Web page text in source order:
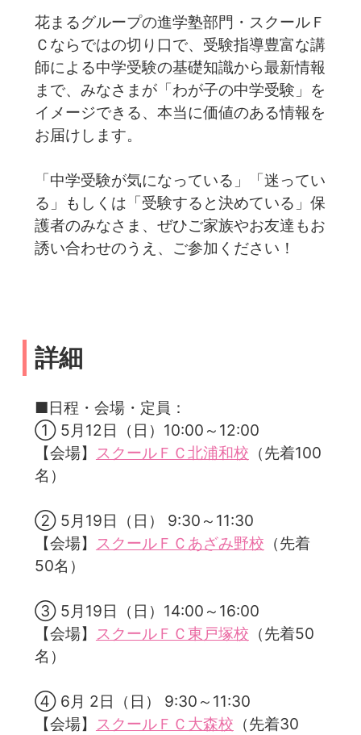
花まるグループの進学塾部門・スクールＦ
Ｃならではの切り口で、受験指導豊富な講
師による中学受験の基礎知識から最新情報
まで、みなさまが「わが子の中学受験」を
イメージできる、本当に価値のある情報を
お届けします。
「中学受験が気になっている」「迷ってい
る」もしくは「受験すると決めている」保
護者のみなさま、ぜひご家族やお友達もお
誘い合わせのうえ、ご参加ください！
詳細
■日程・会場・定員：
① 5月12日（日）10:00～12:00
【会場】 スクールＦＣ北浦和校 （先着100
名）
② 5月19日（日） 9:30～11:30
【会場】 スクールＦＣあざみ野校 （先着
50名）
③ 5月19日（日）14:00～16:00
【会場】 スクールＦＣ東戸塚校 （先着50
名）
④ 6月 2日（日） 9:30～11:30
【会場】 スクールＦＣ大森校 （先着30